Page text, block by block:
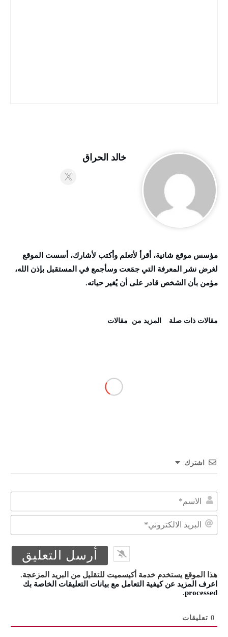
خالد الحراق
مؤسس موقع شانية، أقرأ لأتعلم وأكتب لأشارك، أسست الموقع
لغرض نشر المعرفة التي جمَعت وسأجمع في المستقبل بإذن الله،
مؤمن بأن الشخص قادر على أن يُغير حياته.
‫مقالات ذات صلة‬ ‫المزيد من ‬ مقالات
اشترك
هذا الموقع يستخدم خدمة أكيسميت للتقليل من البريد المزعجة.
اعرف المزيد عن كيفية التعامل مع بيانات التعليقات الخاصة بك
processed
.
0 تعليقات